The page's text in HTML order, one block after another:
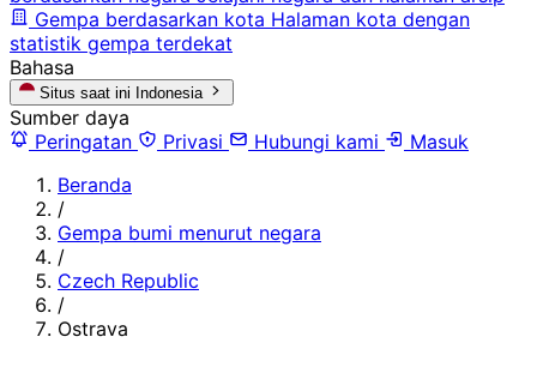
Gempa berdasarkan kota Halaman kota dengan
statistik gempa terdekat
Bahasa
Situs saat ini Indonesia
Sumber daya
Peringatan
Privasi Hubungi kami
Masuk
Beranda
/
Gempa bumi menurut negara
/
Czech Republic
/
Ostrava